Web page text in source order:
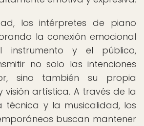
los intérpretes de piano
la conexión emocional
instrumento y el público,
no solo las intenciones
sino también su propia
visión artística. A través de la
técnica y la musicalidad, los
buscan mantener